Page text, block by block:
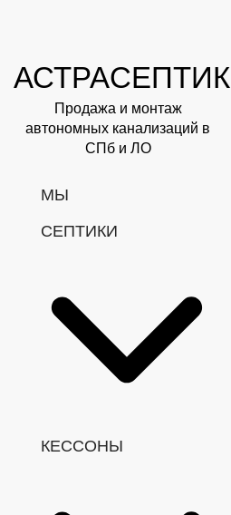
АСТРАСЕПТИК
Продажа и монтаж
автономных канализаций в
СПб и ЛО
МЫ
СЕПТИКИ
КЕССОНЫ